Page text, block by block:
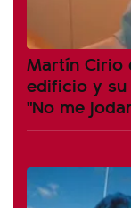
Martín Cirio
edificio y
"No me